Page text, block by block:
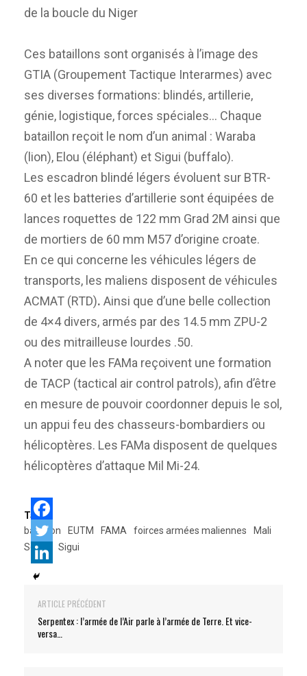
de la boucle du Niger
Ces bataillons sont organisés à l’image des
GTIA (Groupement Tactique Interarmes) avec
ses diverses formations: blindés, artillerie,
génie, logistique, forces spéciales… Chaque
bataillon reçoit le nom d’un animal : Waraba
(lion), Elou (éléphant) et Sigui (buffalo).
Les escadron blindé légers évoluent sur BTR-
60 et les batteries d’artillerie sont équipées de
lances roquettes de 122 mm Grad 2M ainsi que
de mortiers de 60 mm M57 d’origine croate.
En ce qui concerne les véhicules légers de
transports, les maliens disposent de véhicules
ACMAT (RTD). Ainsi que d’une belle collection
de 4×4 divers, armés par des 14.5 mm ZPU-2
ou des mitrailleuse lourdes .50.
A noter que les FAMa reçoivent une formation
de TACP (tactical air control patrols), afin d’être
en mesure de pouvoir coordonner depuis le sol,
un appui feu des chasseurs-bombardiers ou
hélicoptères. Les FAMa disposent de quelques
hélicoptères d’attaque Mil Mi-24.
Tags:
bataillon
EUTM FAMA foirces armées maliennes
Mali
Serval
Sigui
ARTICLE PRÉCÉDENT
Serpentex : l’armée de l’Air parle à l’armée de Terre. Et vice-
versa…